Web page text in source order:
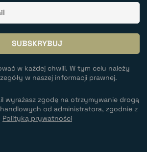
w każdej chwili. W tym celu należy
w naszej informacji prawnej.
wyrażasz zgodę na otrzymywanie drogą
od administratora, zgodnie z
Polityką prywatności